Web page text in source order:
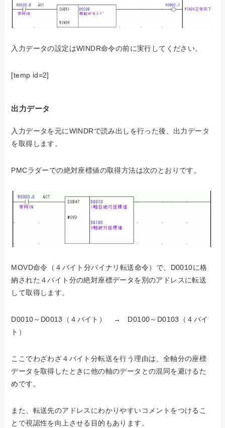
入力データの設定はWINDR命令の前に実行してください。
[temp id=2]
出力データ
入力データを元にWINDRで読み出しを行った後、出力データ
を取得します。
PMCラダーでの絶対座標値の取得方法は次のとおりです。
MOVD命令（４バイト分バイナリ転送命令）で、D0010に格
納された４バイト分の絶対座標データを別のアドレスに転送
して取得します。
D0010～D0013（４バイト） → D0100～D0103（４バイ
ト）
ここでわざわざ４バイト分転送を行う理由は、全軸分の座標
データを取得したときに他の軸のデータとの混同を避けるた
めです。
また、転送先のアドレスにわかりやすいコメントをつけるこ
とで視認性を向上させる目的もあります。